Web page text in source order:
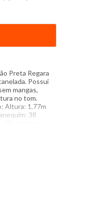
Preta Regara
Possui
mangas,
no tom.
Altura: 1,77m
38
elastano -